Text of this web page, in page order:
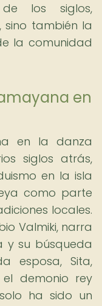
los siglos,
sino también la
la comunidad
en
en la danza
siglos atrás,
en la isla
como parte
locales.
Valmiki, narra
y su búsqueda
esposa, Sita,
demonio rey
ha sido un